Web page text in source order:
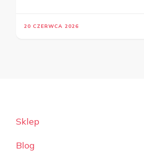
20 CZERWCA 2026
Sklep
Blog